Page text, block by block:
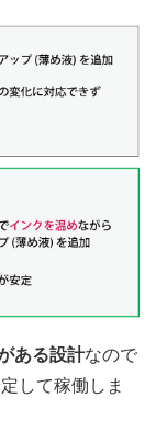
ある設計なので
定して稼働しま